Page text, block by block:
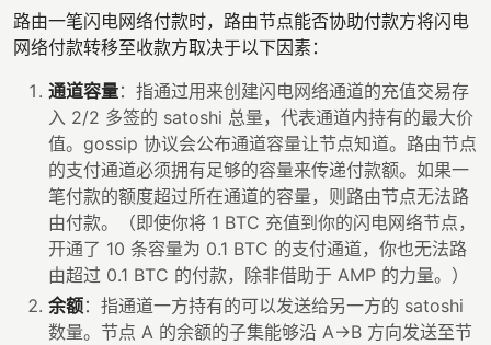
路由一笔闪电网络付款时，路由节点能否协助付款方将闪电
网络付款转移至收款方取决于以下因素：
通道容量：指通过用来创建闪电网络通道的充值交易存
入 2/2 多签的 satoshi 总量，代表通道内持有的最大价
值。gossip 协议会公布通道容量让节点知道。路由节点
的支付通道必须拥有足够的容量来传递付款额。如果一
笔付款的额度超过所在通道的容量，则路由节点无法路
由付款。（即使你将 1 BTC 充值到你的闪电网络节点，
开通了 10 条容量为 0.1 BTC 的支付通道，你也无法路
由超过 0.1 BTC 的付款，除非借助于 AMP 的力量。）
余额：指通道一方持有的可以发送给另一方的 satoshi
数量。节点 A 的余额的子集能够沿 A→B 方向发送至节